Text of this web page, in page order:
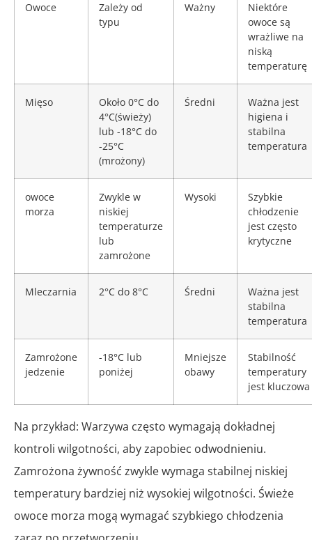
Owoce
Zależy od
typu
Ważny
Niektóre
owoce są
wrażliwe na
niską
temperaturę
Mięso
Około 0°C do
4°C(świeży)
lub -18°C do
-25°C
(mrożony)
Średni
Ważna jest
higiena i
stabilna
temperatura
owoce
morza
Zwykle w
niskiej
temperaturze
lub
zamrożone
Wysoki
Szybkie
chłodzenie
jest często
krytyczne
Mleczarnia 2°C do 8°C Średni
Ważna jest
stabilna
temperatura
Zamrożone
jedzenie
-18°C lub
poniżej
Mniejsze
obawy
Stabilność
temperatury
jest kluczowa
Na przykład: Warzywa często wymagają dokładnej
kontroli wilgotności, aby zapobiec odwodnieniu.
Zamrożona żywność zwykle wymaga stabilnej niskiej
temperatury bardziej niż wysokiej wilgotności. Świeże
owoce morza mogą wymagać szybkiego chłodzenia